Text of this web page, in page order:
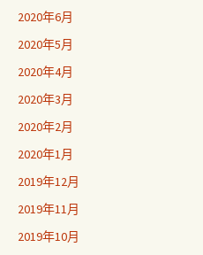
2020年6月
2020年5月
2020年4月
2020年3月
2020年2月
2020年1月
2019年12月
2019年11月
2019年10月